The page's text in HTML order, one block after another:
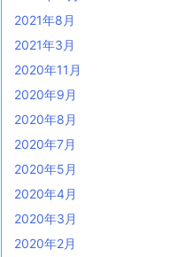
2021年8月
2021年3月
2020年11月
2020年9月
2020年8月
2020年7月
2020年5月
2020年4月
2020年3月
2020年2月